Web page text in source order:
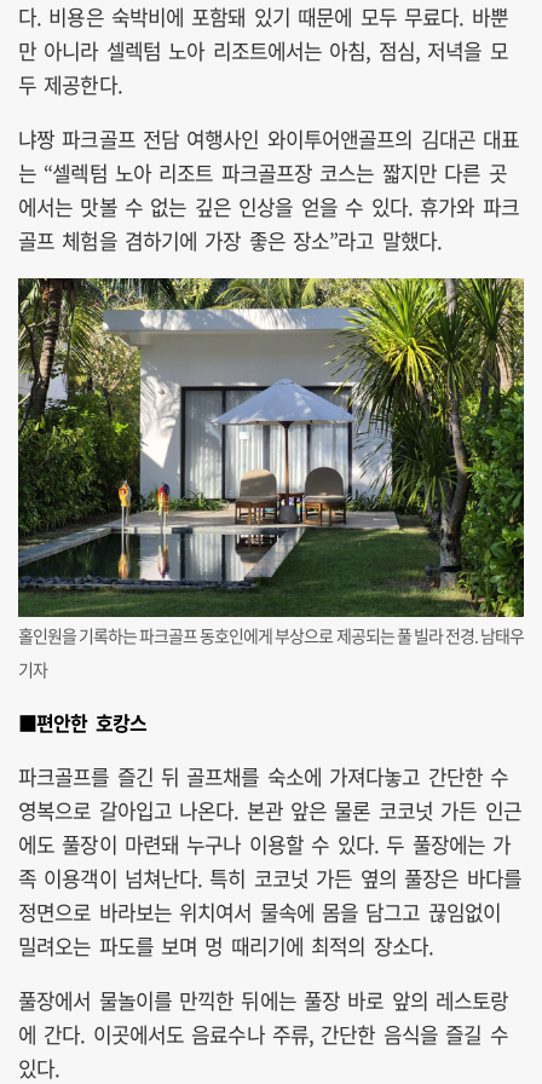
다. 비용은 숙박비에 포함돼 있기 때문에 모두 무료다. 바뿐
만 아니라 셀렉텀 노아 리조트에서는 아침, 점심, 저녁을 모
두 제공한다.
냐짱 파크골프 전담 여행사인 와이투어앤골프의 김대곤 대표
는 “셀렉텀 노아 리조트 파크골프장 코스는 짧지만 다른 곳
에서는 맛볼 수 없는 깊은 인상을 얻을 수 있다. 휴가와 파크
골프 체험을 겸하기에 가장 좋은 장소”라고 말했다.
홀인원을 기록하는 파크골프 동호인에게 부상으로 제공되는 풀 빌라 전경. 남태우
기자
■편안한 호캉스
파크골프를 즐긴 뒤 골프채를 숙소에 가져다놓고 간단한 수
영복으로 갈아입고 나온다. 본관 앞은 물론 코코넛 가든 인근
에도 풀장이 마련돼 누구나 이용할 수 있다. 두 풀장에는 가
족 이용객이 넘쳐난다. 특히 코코넛 가든 옆의 풀장은 바다를
정면으로 바라보는 위치여서 물속에 몸을 담그고 끊임없이
밀려오는 파도를 보며 멍 때리기에 최적의 장소다.
풀장에서 물놀이를 만끽한 뒤에는 풀장 바로 앞의 레스토랑
에 간다. 이곳에서도 음료수나 주류, 간단한 음식을 즐길 수
있다.